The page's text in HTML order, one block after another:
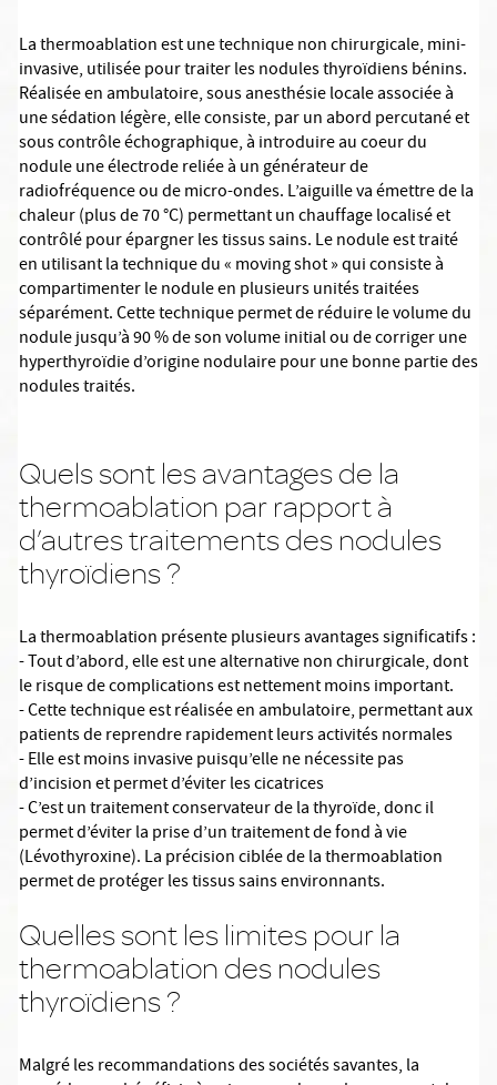
La thermoablation est une technique non chirurgicale, mini-
invasive, utilisée pour traiter les nodules thyroïdiens bénins.
Réalisée en ambulatoire, sous anesthésie locale associée à
une sédation légère, elle consiste, par un abord percutané et
sous contrôle échographique, à introduire au coeur du
nodule une électrode reliée à un générateur de
radiofréquence ou de micro-ondes. L’aiguille va émettre de la
chaleur (plus de 70 °C) permettant un chauffage localisé et
contrôlé pour épargner les tissus sains. Le nodule est traité
en utilisant la technique du « moving shot » qui consiste à
compartimenter le nodule en plusieurs unités traitées
séparément. Cette technique permet de réduire le volume du
nodule jusqu’à 90 % de son volume initial ou de corriger une
hyperthyroïdie d’origine nodulaire pour une bonne partie des
nodules traités.
Quels sont les avantages de la
thermoablation par rapport à
d’autres traitements des nodules
thyroïdiens ?
La thermoablation présente plusieurs avantages significatifs :
- Tout d’abord, elle est une alternative non chirurgicale, dont
le risque de complications est nettement moins important.
- Cette technique est réalisée en ambulatoire, permettant aux
patients de reprendre rapidement leurs activités normales
- Elle est moins invasive puisqu’elle ne nécessite pas
d’incision et permet d’éviter les cicatrices
- C’est un traitement conservateur de la thyroïde, donc il
permet d’éviter la prise d’un traitement de fond à vie
(Lévothyroxine). La précision ciblée de la thermoablation
permet de protéger les tissus sains environnants.
Quelles sont les limites pour la
thermoablation des nodules
thyroïdiens ?
Malgré les recommandations des sociétés savantes, la